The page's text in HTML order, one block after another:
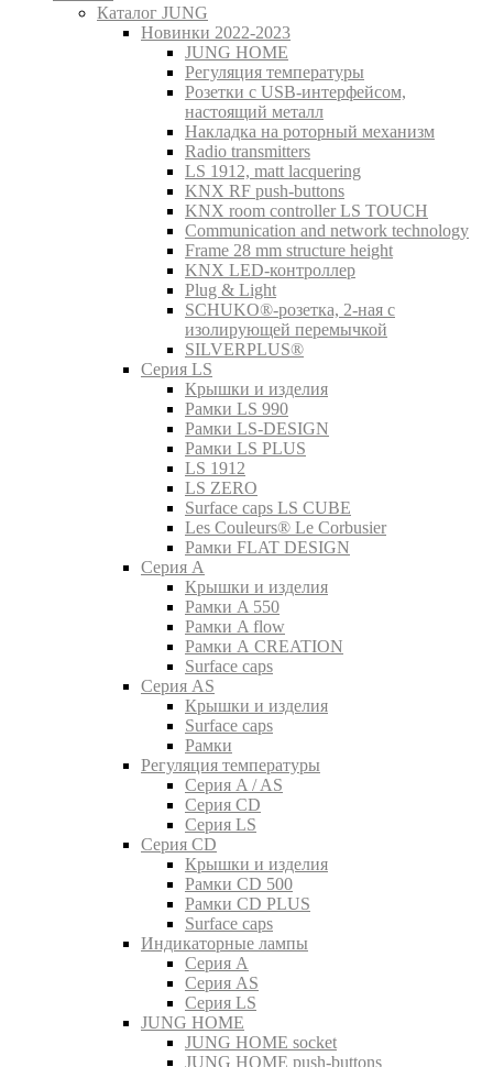
Каталог JUNG
Новинки 2022-2023
JUNG HOME
Регуляция температуры
Розетки с USB-интерфейсом,
настоящий металл
Накладка на роторный механизм
Radio transmitters
LS 1912, matt lacquering
KNX RF push-buttons
KNX room controller LS TOUCH
Communication and network technology
Frame 28 mm structure height
KNX LED-контроллер
Plug & Light
SCHUKO®-розетка, 2-ная с
изолирующей перемычкой
SILVERPLUS®
Серия LS
Крышки и изделия
Рамки LS 990
Рамки LS-DESIGN
Рамки LS PLUS
LS 1912
LS ZERO
Surface caps LS CUBE
Les Couleurs® Le Corbusier
Рамки FLAT DESIGN
Серия A
Крышки и изделия
Рамки A 550
Рамки A flow
Рамки A CREATION
Surface caps
Серия AS
Крышки и изделия
Surface caps
Рамки
Регуляция температуры
Серия A / AS
Серия CD
Серия LS
Серия CD
Крышки и изделия
Рамки CD 500
Рамки CD PLUS
Surface caps
Индикаторные лампы
Серия A
Серия AS
Серия LS
JUNG HOME
JUNG HOME socket
JUNG HOME push-buttons